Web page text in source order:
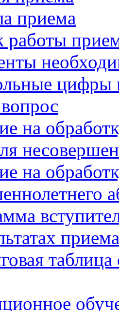
приема
работы
цифры
на
на
приема